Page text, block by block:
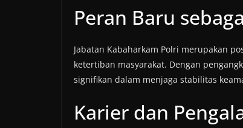
Peran Baru
Jabatan Kabaharkam Polri merupakan
ketertiban masyarakat. Dengan
signifikan dalam menjaga stabilitas
Karier dan